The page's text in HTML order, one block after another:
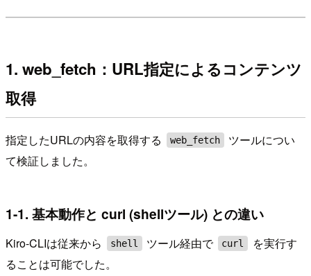
1. web_fetch：URL指定によるコンテンツ
取得
指定したURLの内容を取得する web_fetch
ツールについ
て検証しました。
1-1. 基本動作と curl (shellツール) との違い
Kiro-CLIは従来から shell ツール経由で curl
を実行す
ることは可能でした。